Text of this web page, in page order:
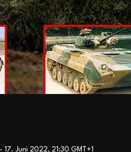
Juni 2022, 21:30 GMT+1